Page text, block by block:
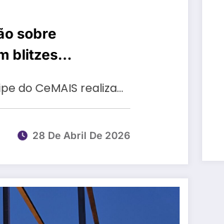
sobre
blitzes
do CeMAIS realiza…
28 De Abril De 2026